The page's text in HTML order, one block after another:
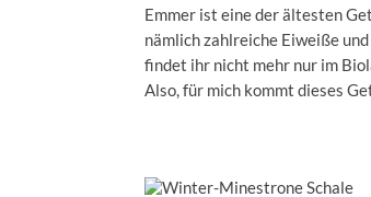
Emmer ist eine der ältesten
nämlich zahlreiche Eiweiße
findet ihr nicht mehr nur im
Also, für mich kommt dieses